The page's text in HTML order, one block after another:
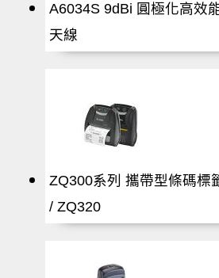
A6034S 9dBi 圓極化高效
天線
ZQ300系列 攜帶型條碼標
/ ZQ320